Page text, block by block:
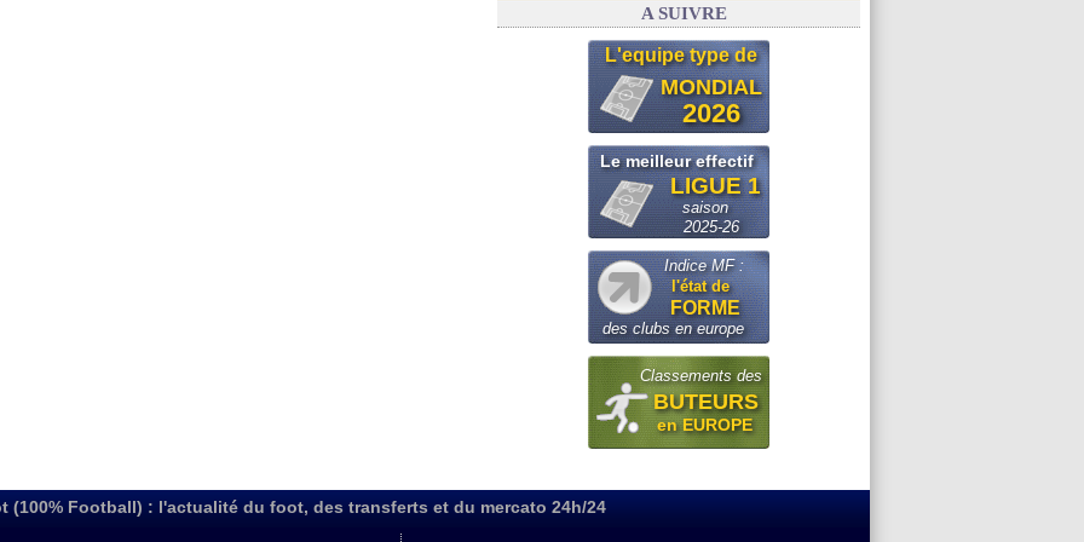
A SUIVRE
L'equipe type de
MONDIAL
2026
Le meilleur effectif
LIGUE 1
saison
2025-26
Indice MF :
l'état de
FORME
des clubs en europe
Classements des
BUTEURS
en EUROPE
(100% Football) : l'actualité du foot, des transferts et du mercato 24h/24